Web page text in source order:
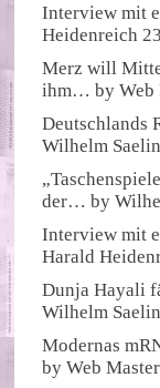
Interview mit
Heidenreich
Merz will
ihm… byWeb
Deutschlands
Wilhelm
der… by
Interview mit
Harald
Dunja Hayali
Wilhelm
Modernas
byWeb Master